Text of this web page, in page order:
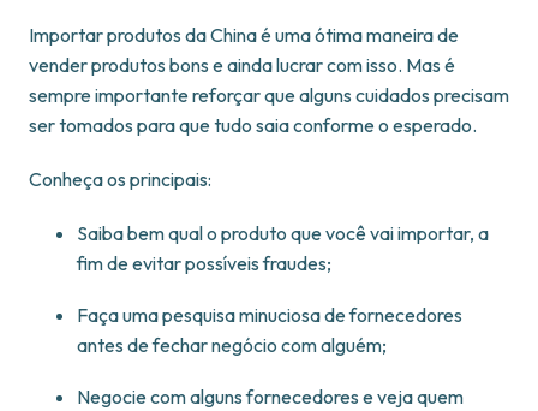
Importar produtos da China é uma ótima maneira de
vender produtos bons e ainda lucrar com isso. Mas é
sempre importante reforçar que alguns cuidados precisam
ser tomados para que tudo saia conforme o esperado.
Conheça os principais:
Saiba bem qual o produto que você vai importar, a
fim de evitar possíveis fraudes;
Faça uma pesquisa minuciosa de fornecedores
antes de fechar negócio com alguém;
Negocie com alguns fornecedores e veja quem